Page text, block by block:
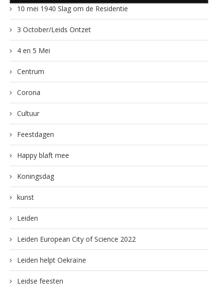
10 mei 1940 Slag om de Residentie
3 October/Leids Ontzet
4 en 5 Mei
Centrum
Corona
Cultuur
Feestdagen
Happy blaft mee
Koningsdag
kunst
Leiden
Leiden European City of Science 2022
Leiden helpt Oekraïne
Leidse feesten